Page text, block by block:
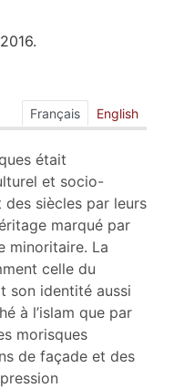
Français English
était
et socio-
siècles par leurs
marqué par
minoritaire. La
celle du
son identité aussi
à l’islam que par
morisques
de façade et des